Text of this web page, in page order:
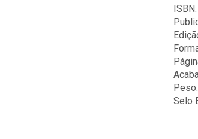
Selo